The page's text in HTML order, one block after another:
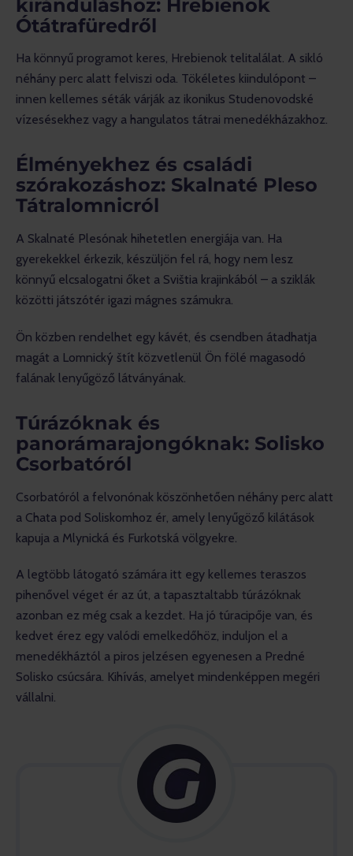
kiránduláshoz: Hrebienok
Ótátrafüredről
Ha könnyű programot keres, Hrebienok telitalálat. A sikló
néhány perc alatt felviszi oda. Tökéletes kiindulópont –
innen kellemes séták várják az ikonikus Studenovodské
vízesésekhez vagy a hangulatos tátrai menedékházakhoz.
Élményekhez és családi
szórakozáshoz: Skalnaté Pleso
Tátralomnicról
A Skalnaté Plesónak hihetetlen energiája van. Ha
gyerekekkel érkezik, készüljön fel rá, hogy nem lesz
könnyű elcsalogatni őket a Svištia krajinkából – a sziklák
közötti játszótér igazi mágnes számukra.
Ön közben rendelhet egy kávét, és csendben átadhatja
magát a Lomnický štít közvetlenül Ön fölé magasodó
falának lenyűgöző látványának.
Túrázóknak és
panorámarajongóknak: Solisko
Csorbatóról
Csorbatóról a felvonónak köszönhetően néhány perc alatt
a Chata pod Soliskomhoz ér, amely lenyűgöző kilátások
kapuja a Mlynická és Furkotská völgyekre.
A legtöbb látogató számára itt egy kellemes teraszos
pihenővel véget ér az út, a tapasztaltabb túrázóknak
azonban ez még csak a kezdet. Ha jó túracipője van, és
kedvet érez egy valódi emelkedőhöz, induljon el a
menedékháztól a piros jelzésen egyenesen a Predné
Solisko csúcsára. Kihívás, amelyet mindenképpen megéri
vállalni.